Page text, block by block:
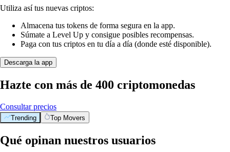
Utiliza así tus nuevas criptos:
Almacena tus tokens de forma segura en la app.
Súmate a Level Up y consigue posibles recompensas.
Paga con tus criptos en tu día a día (donde esté disponible).
Descarga la app
Hazte con más de 400 criptomonedas
Consultar precios
Trending Top Movers
Qué opinan nuestros usuarios